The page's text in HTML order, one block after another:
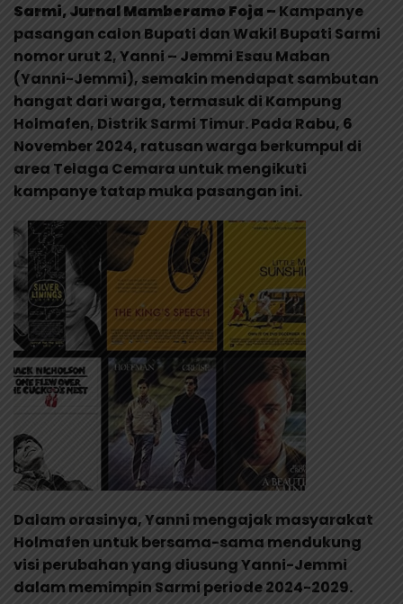
Sarmi, Jurnal Mamberamo Foja – Kampanye
pasangan calon Bupati dan Wakil Bupati Sarmi
nomor urut 2, Yanni – Jemmi Esau Maban
(Yanni-Jemmi), semakin mendapat sambutan
hangat dari warga, termasuk di Kampung
Holmafen, Distrik Sarmi Timur. Pada Rabu, 6
November 2024, ratusan warga berkumpul di
area Telaga Cemara untuk mengikuti
kampanye tatap muka pasangan ini.
Dalam orasinya, Yanni mengajak masyarakat
Holmafen untuk bersama-sama mendukung
visi perubahan yang diusung Yanni-Jemmi
dalam memimpin Sarmi periode 2024-2029.